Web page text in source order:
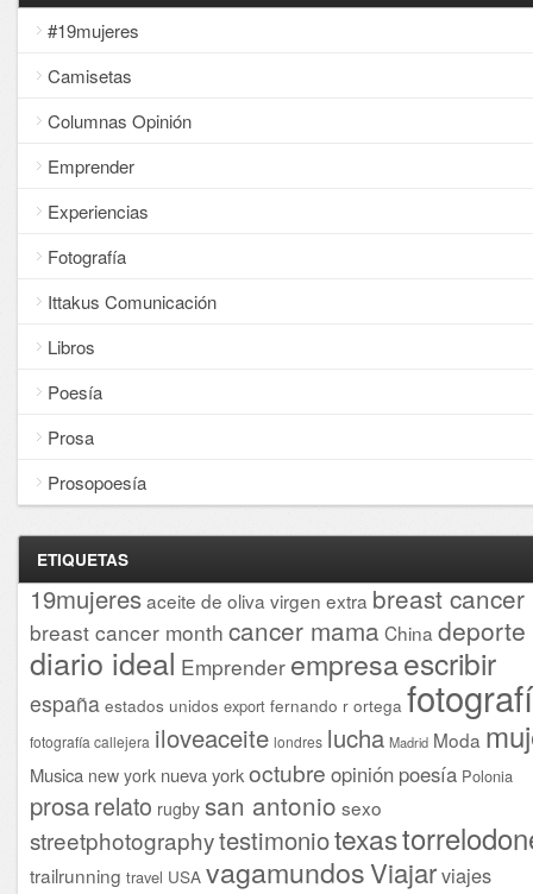
#19mujeres
Camisetas
Columnas Opinión
Emprender
Experiencias
Fotografía
Ittakus Comunicación
Libros
Poesía
Prosa
Prosopoesía
ETIQUETAS
19mujeresaceite de oliva virgen extra breast cancer
breast cancer month cancer mama China deporte
diario ideal Emprender empresaescribir
españa estados unidos export fernando r ortega
fotografía callejera iloveaceite londres lucha Madrid Moda
Musica new york nueva yorkoctubre opinión poesía Polonia
prosarelato rugby san antonio sexo
streetphotographytestimoniotexas
trailrunning travel USA vagamundosViajarviajes